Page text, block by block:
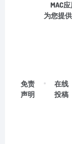
MAC
为您提
免责
声明
在线
投稿